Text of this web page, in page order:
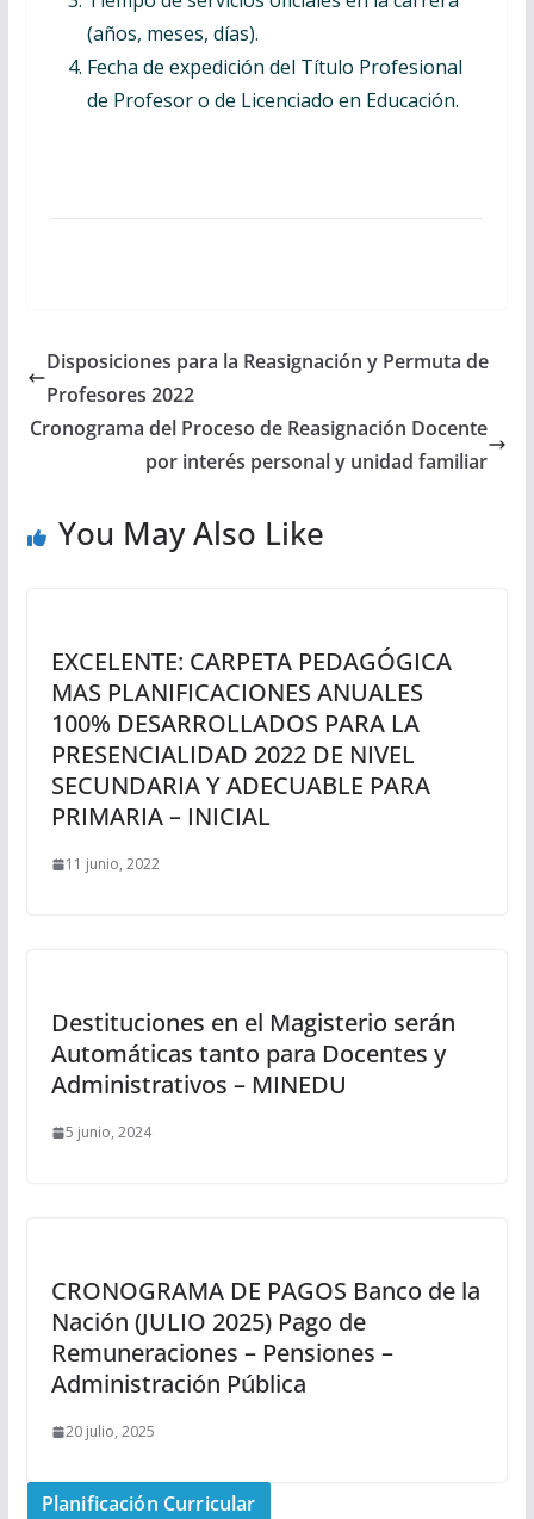
(años, meses, días).
Fecha de expedición del Título Profesional
de Profesor o de Licenciado en Educación.
Disposiciones para la Reasignación y Permuta de
Profesores 2022
Cronograma del Proceso de Reasignación Docente
por interés personal y unidad familiar
You May Also Like
EXCELENTE: CARPETA PEDAGÓGICA
MAS PLANIFICACIONES ANUALES
100% DESARROLLADOS PARA LA
PRESENCIALIDAD 2022 DE NIVEL
SECUNDARIA Y ADECUABLE PARA
PRIMARIA – INICIAL
11 junio, 2022
Destituciones en el Magisterio serán
Automáticas tanto para Docentes y
Administrativos – MINEDU
5 junio, 2024
CRONOGRAMA DE PAGOS Banco de la
Nación (JULIO 2025) Pago de
Remuneraciones – Pensiones –
Administración Pública
20 julio, 2025
Planificación Curricular